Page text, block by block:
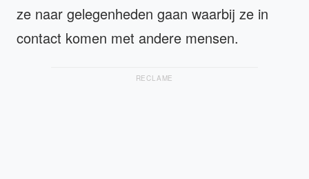
ze naar gelegenheden gaan waarbij ze in
contact komen met andere mensen.
RECLAME